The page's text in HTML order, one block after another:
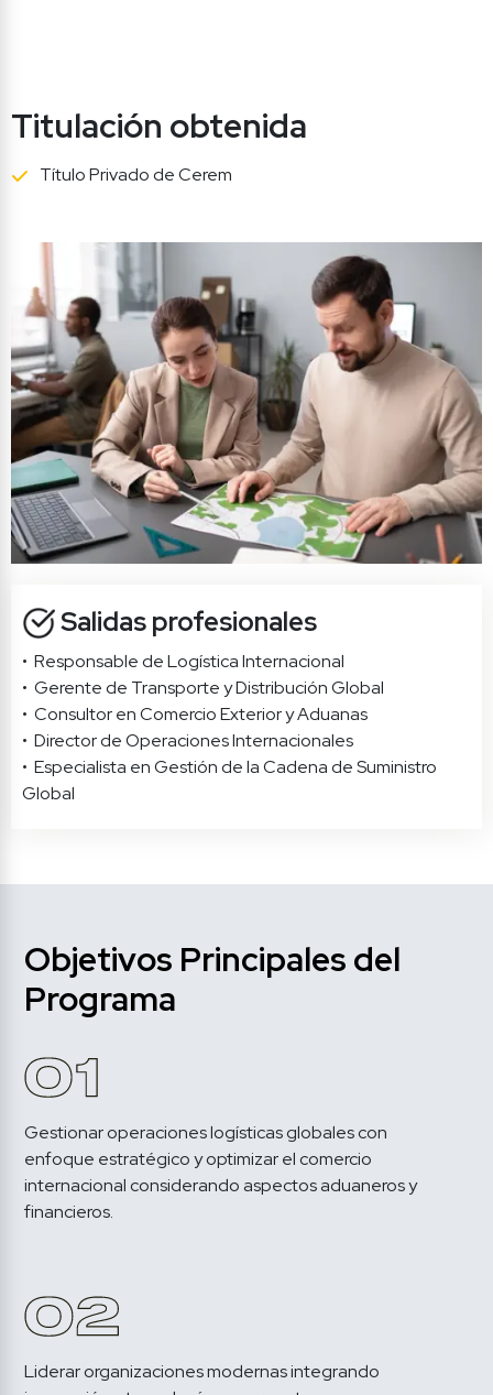
Titulación obtenida
Título Privado de Cerem
Salidas profesionales
•  Responsable de Logística Internacional
•  Gerente de Transporte y Distribución Global
•  Consultor en Comercio Exterior y Aduanas
•  Director de Operaciones Internacionales
•  Especialista en Gestión de la Cadena de Suministro
Objetivos Principales del
Programa
Gestionar operaciones logísticas globales con
enfoque estratégico y optimizar el comercio
internacional considerando aspectos aduaneros y
financieros.
Liderar organizaciones modernas integrando